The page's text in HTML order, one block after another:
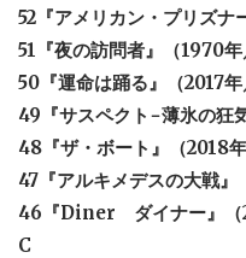
52『アメリカン・プリズナ
51『夜の訪問者』（1970
50『運命は踊る』（2017
49『サスペクト−薄氷の狂
48『ザ・ボート』（2018
47『アルキメデスの大戦
46『Diner ダイナー』（
C